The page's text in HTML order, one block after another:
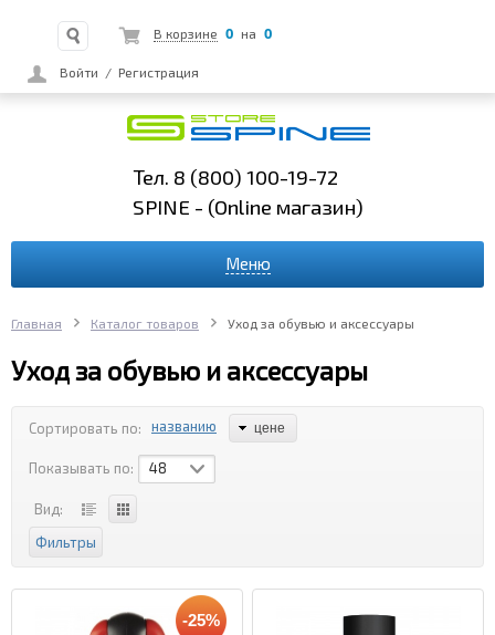
В корзине 0 на 0
Войти / Регистрация
Тел. 8 (800) 100-19-72
SPINE - (Online магазин)
Меню
Главная Каталог товаров Уход за обувью и аксессуары
Уход за обувью и аксессуары
Сортировать по: названию цене
Показывать по: 48
Вид:
Фильтры
-25%